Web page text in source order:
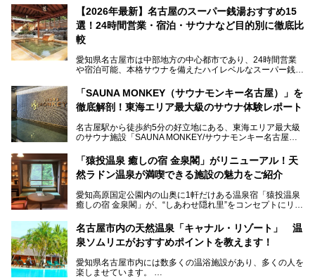
この地で30年にわたり愛され続けてきた施設だからこそ、
地元住民をはじめオープンを待ちわびている人も多いのでは
ないでしょうか。
老朽化した設備の補修を機に、2年前からじっくり構想を練
ってきたというだけあって、館内の充実度は想像以上。
以前の4倍に拡張したという露天エリアや10の浴槽、40人収
容の巨大なスタジアムサウナに、岩盤浴やリラクゼーション
までまるごと楽しめる施設に生まれ変わりました。
今回は、全面リニューアルして新しくなった「スパアクアス
【2026年最新】名古屋のスーパー銭湯おすすめ15
選！24時間営業・宿泊・サウナなど目的別に徹底比
較
愛知県名古屋市は中部地方の中心都市であり、24時間営業
や宿泊可能、本格サウナを備えたハイレベルなスーパー銭湯
そのため、「日々の仕事の疲れを心身ともにリセットした
い」「休日に時間を忘れて1日中ダラダラ過ごしたい」「コ
くある点が魅力です！
お好みの温泉施設を見つけて楽しんでくださいね。
「SAUNA MONKEY（サウナモンキー名古屋）」を
徹底解剖！東海エリア最大級のサウナ体験レポート
名古屋駅から徒歩約5分の好立地にある、東海エリア最大級
のサウナ施設「SAUNA MONKEY/サウナモンキー名古屋」
「名古屋駅周辺ってサウナが少ないよね」という声をよく耳
にするだけあり、アクセスの良さにも胸が高鳴ります。
今回は普段は男性専用となっているパブリックサウナが、女
さっそく取材してきました！
「猿投温泉 癒しの宿 金泉閣」がリニューアル！天
然ラドン温泉が満喫できる施設の魅力をご紹介
愛知高原国定公園内の山奥に1軒だけある温泉宿「猿投温泉
癒しの宿 金泉閣」が、“しあわせ隠れ里”をコンセプトにリニ
天然ラドン温泉が堪能できるお風呂や、新設・改装された客
室、地元の食材と温泉水で作られたお料理……。
ご紹介します。
名古屋市内の天然温泉「キャナル・リゾート」 温
泉ソムリエがおすすめポイントを教えます！
愛知県名古屋市内には数多くの温浴施設があり、多くの人を
楽しませています。